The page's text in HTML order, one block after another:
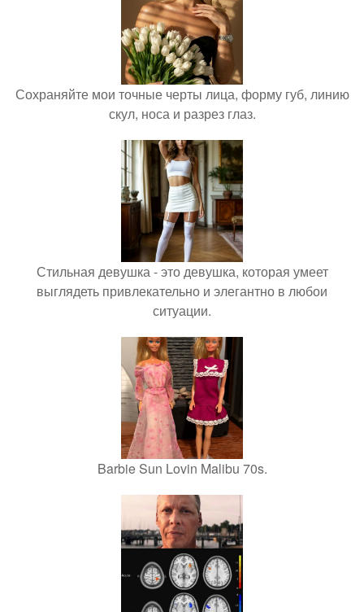
Сохраняйте мои точные черты лица, форму губ, линию
скул, носа и разрез глаз.
Стильная девушка - это девушка, которая умеет
выглядеть привлекательно и элегантно в любои
ситуации.
Barbie Sun Lovin Malibu 70s.